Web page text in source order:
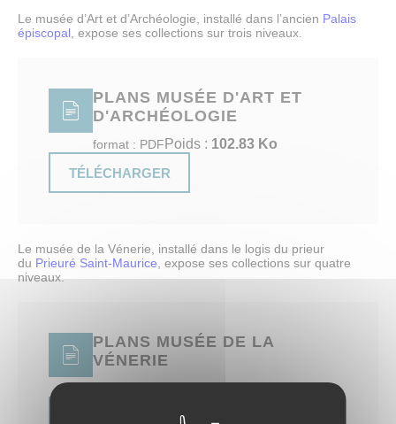
AU PROGRAMME
Expositions passées
Papiers sensibles
L’objet de la saison
Activités
Jeune public
Scolaires, centres de loisirs
COLLECTIONS
Bibliothèques et documentation
Œuvres commentées (musée d’Art et d’Archéologie)
Œuvres commentées (musée de la Vénerie)
Publications
Les musées… Sur POP
Les œuvres classées MNR
Le musée d’Art et d’Archéologie, installé dans l’ancien Palais
épiscopal , expose ses collections sur trois niveaux.
PLANS MUSÉE D'ART ET
D'ARCHÉOLOGIE
format : PDF Poids : 102.83 Ko
TÉLÉCHARGER
Le musée de la Vénerie, installé dans le logis du prieur
du Prieuré Saint-Maurice , expose ses collections sur quatre
niveaux.
PLANS MUSÉE DE LA
VÉNERIE